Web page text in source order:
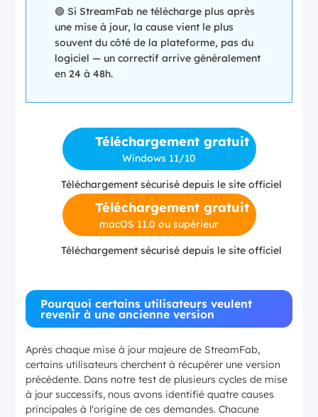
🟢 Si StreamFab ne télécharge plus après
une mise à jour, la cause vient le plus
souvent du côté de la plateforme, pas du
logiciel — un correctif arrive généralement
en 24 à 48h.
Téléchargement gratuit
Windows 11/10
Téléchargement sécurisé depuis le site officiel
Téléchargement gratuit
macOS 11.0 ou supérieur
Téléchargement sécurisé depuis le site officiel
Pourquoi certains utilisateurs veulent
revenir à une ancienne version
Après chaque mise à jour majeure de StreamFab,
certains utilisateurs cherchent à récupérer une version
précédente. Dans notre test de plusieurs cycles de mise
à jour successifs, nous avons identifié quatre causes
principales à l'origine de ces demandes. Chacune